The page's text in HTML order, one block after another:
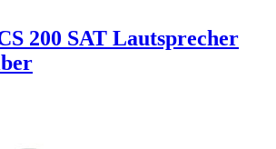
200 SAT Lautsprecher